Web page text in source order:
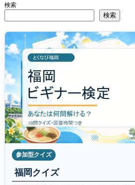
検索
検索
参加型クイズ
福岡クイズ